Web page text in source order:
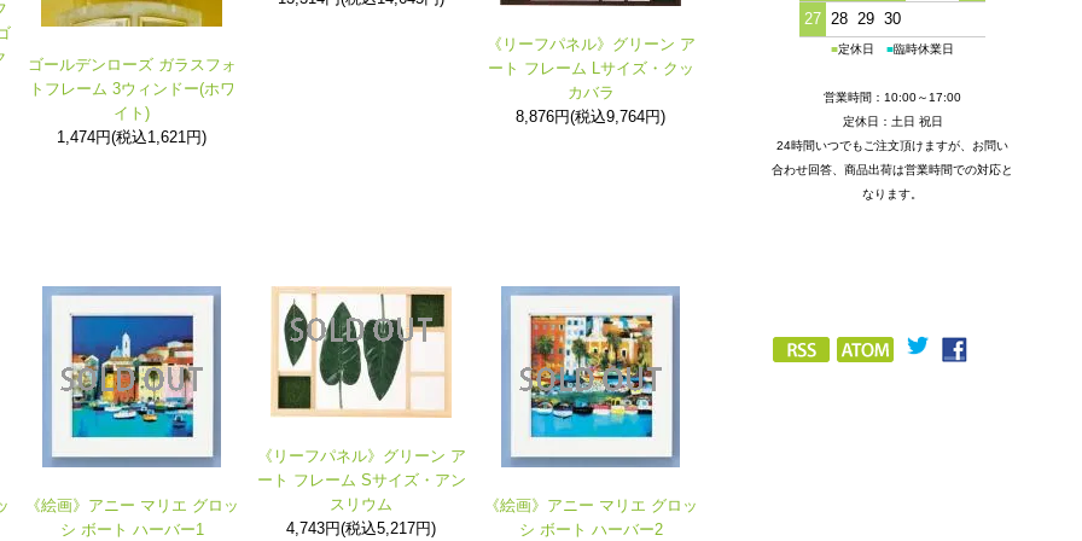
ゴールデンローズ ガラスフォ
トフレーム 3ウィンドー(ホワ
イト)
1,474円(税込1,621円)
《リーフパネル》グリーン ア
ート フレーム Lサイズ・クッ
カバラ
8,876円(税込9,764円)
《絵画》アニー マリエ グロッ
シ ボート ハーバー1
《リーフパネル》グリーン ア
ート フレーム Sサイズ・アン
スリウム
4,743円(税込5,217円)
《絵画》アニー マリエ グロッ
シ ボート ハーバー2
27 28 29 30
■定休日 ■臨時休業日
営業時間：10:00～17:00
定休日：土日 祝日
24時間いつでもご注文頂けますが、お問い
合わせ回答、商品出荷は営業時間での対応と
なります。